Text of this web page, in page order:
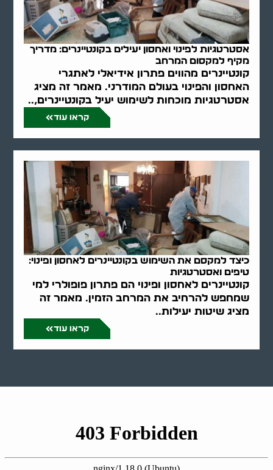
אסטרטגיות לפינוי ואחסון יעילים בקונטיינרים: מדריך
מקיף למקסום המרחב
קונטיינרים מהווים פתרון אידיאלי לאתגרי
האחסון והפינוי בעולם המודרני. מאמר זה מציג
אסטרטגיות מוכחות לשימוש יעיל בקונטיינרים,..
קראו עוד
כיצד למקסם את השימוש בקונטיינרים לאחסון ופינוי:
טיפים ואסטרטגיות
קונטיינרים לאחסון ופינוי הם פתרון פופולרי למי
שמחפש להרחיב את המרחב הזמין. מאמר זה
מציג שיטות יעילות..
קראו עוד